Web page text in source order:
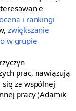
ocena i rankingi
zwiększanie
w grupie,
prac, nawiązują
ze wspólnej
pracy (Adamik